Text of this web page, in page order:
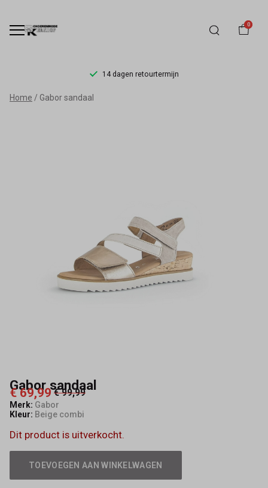
0
14 dagen retourtermijn
Gabor
Home Gabor sandaal
Gabor sandaal
€ 69,99 € 99,99
Merk: Gabor
Kleur: Beige combi
Dit product is uitverkocht.
TOEVOEGEN AAN WINKELWAGEN